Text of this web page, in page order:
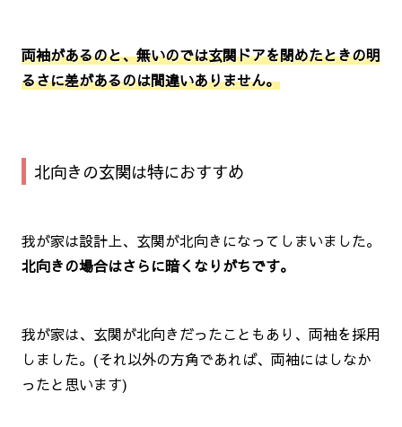
両袖があるのと、無いのでは玄関ドアを閉めたときの明
るさに差があるのは間違いありません。
北向きの玄関は特におすすめ
我が家は設計上、玄関が北向きになってしまいました。
北向きの場合はさらに暗くなりがちです。
我が家は、玄関が北向きだったこともあり、両袖を採用
しました。(それ以外の方角であれば、両袖にはしなか
ったと思います)